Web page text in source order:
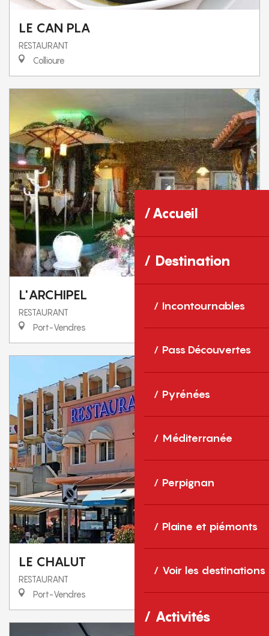
Accueil
Destination
Incontournables
Pass Découvertes
Pyrénées
Méditerranée
Perpignan
Plaine et piémonts
Voir les destinations
Activités
LE CAN PLA
RESTAURANT
Collioure
L'ARCHIPEL
RESTAURANT
Port-Vendres
LE CHALUT
RESTAURANT
Port-Vendres